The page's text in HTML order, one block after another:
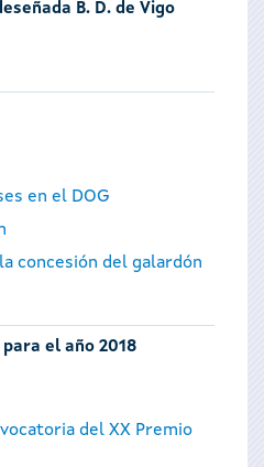
B. D. de Vigo
en el DOG
concesión del galardón
el año 2018
del XX Premio